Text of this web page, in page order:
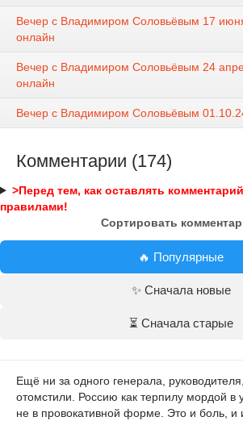
Вечер с Владимиром Соловьёвым 17
онлайн
Вечер с Владимиром Соловьёвым 24
онлайн
Вечер с Владимиром Соловьёвым
Комментарии (174)
>Перед тем, как оставлять
правилами!
Сортировать
🔥 Популярные
✨ Сначала новые
⏳ Сначала старые
Ещё ни за одного генерала,
отомстили. Россию как терпилу мордой в
не в провокативной форме. Это и боль, и